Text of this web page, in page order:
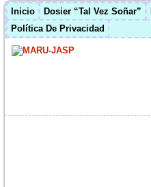
Inicio Dosier “Tal Vez Soñar”
Política De Privacidad